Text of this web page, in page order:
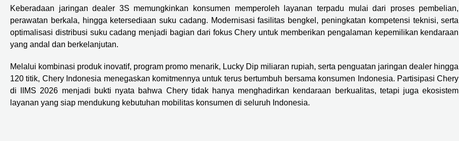
Keberadaan jaringan dealer 3S memungkinkan konsumen memperoleh layanan terpadu mulai dari proses pembelian,
perawatan berkala, hingga ketersediaan suku cadang. Modernisasi fasilitas bengkel, peningkatan kompetensi teknisi, serta
optimalisasi distribusi suku cadang menjadi bagian dari fokus Chery untuk memberikan pengalaman kepemilikan kendaraan
yang andal dan berkelanjutan.
Melalui kombinasi produk inovatif, program promo menarik, Lucky Dip miliaran rupiah, serta penguatan jaringan dealer hingga
120 titik, Chery Indonesia menegaskan komitmennya untuk terus bertumbuh bersama konsumen Indonesia. Partisipasi Chery
di IIMS 2026 menjadi bukti nyata bahwa Chery tidak hanya menghadirkan kendaraan berkualitas, tetapi juga ekosistem
layanan yang siap mendukung kebutuhan mobilitas konsumen di seluruh Indonesia.